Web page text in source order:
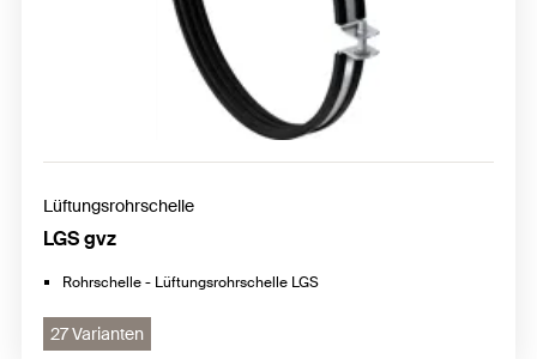
Lüftungsrohrschelle
LGS gvz
Rohrschelle - Lüftungsrohrschelle LGS
27 Varianten